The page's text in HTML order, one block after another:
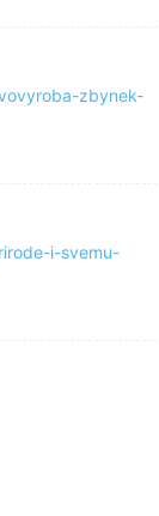
zbynek-
i-svemu-